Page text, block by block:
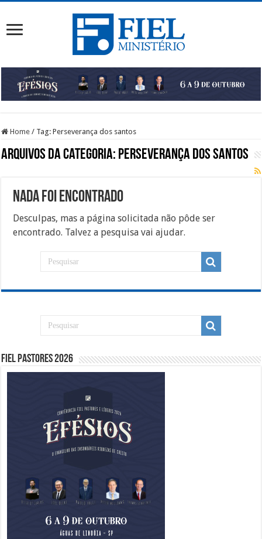
Home / Tag:Perseverança dos santos
Arquivos da categoria: Perseverança dos santos
Nada foi Encontrado
Desculpas, mas a página solicitada não pôde ser
encontrado. Talvez a pesquisa vai ajudar.
Fiel Pastores 2026